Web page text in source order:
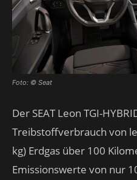
Foto: © Seat
Der SEAT Leon TGI-
Treibstoffverbrauch von
kg) Erdgas über 100
Emissionswerte von nur